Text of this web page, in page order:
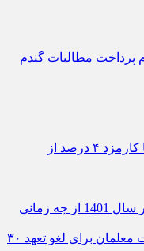
پرداخت مطالبات گندم
شرایط دریافت وام ۱۰۰ میلیونی با کارمزد ۴ درصد از
پاداش پایان خدمت بازنشستگان در سال 1401 از چه زمانی
خبر جدید برای فرهنگیان/درخواست معلمان برای لغو تعهد ۳۰